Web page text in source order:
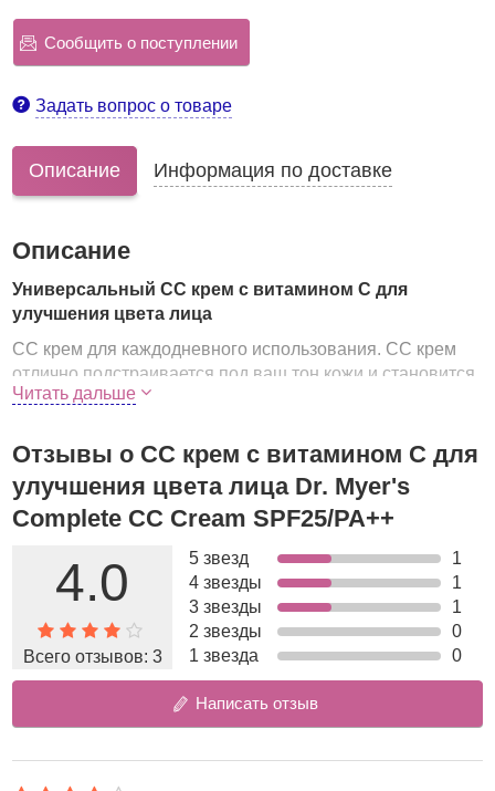
Сообщить о поступлении
Задать вопрос о товаре
Описание Информация по доставке
Описание
Универсальный СС крем с витамином С для
улучшения цвета лица
СС крем для каждодневного использования. СС крем
отлично подстраивается под ваш тон кожи и становится
словно незаметной второй кожей. Крем обладает очень
перегружает кожу.
В состав крема входит витамин С, ниацианамиды,
аденозин, масло лемонграсса и оливы. Увлажняет и
выравнивает тон. Вместе, эти компоненты способствуют
осветлению кожи и повышают упругость кожи,
поддерживая тон лица свежим и однородным в течение
всего дня. Крем обладает средней кроющей
способностью.
Способ применения:
нанесите после регулярного ухода.
Выдавите немного крема и точечно нанесите на кожу
лица. Равномерно распределите крем легкими
Вашей кожи.
Читать дальше
Отзывы о СС крем с витамином С для
улучшения цвета лица Dr. Myer's
Complete CC Cream SPF25/PA++
4.0
Всего отзывов: 3
5 звезд
1
4 звезды
1
3 звезды
1
2 звезды
0
1 звезда
0
Написать отзыв